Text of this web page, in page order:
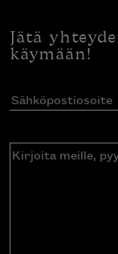
Jätä
käymään!
Sähköpostiosoite
Kirjoita